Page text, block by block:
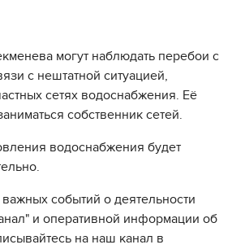
могут наблюдать перебои с
с нештатной ситуацией,
сетях водоснабжения. Её
собственник сетей.
водоснабжения будет
событий о деятельности
и оперативной информации об
на наш канал в